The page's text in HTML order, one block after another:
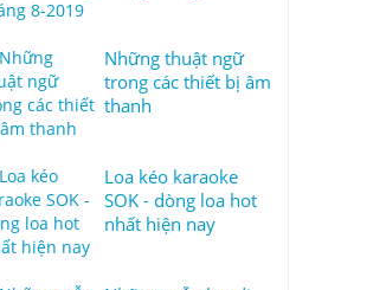
Những thuật ngữ
trong các thiết bị âm
thanh
Loa kéo karaoke
SOK - dòng loa hot
nhất hiện nay